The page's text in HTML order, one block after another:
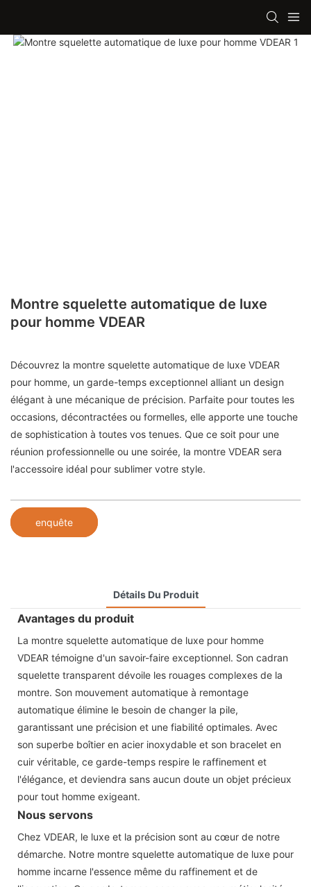
Montre squelette automatique de luxe
pour homme VDEAR
Découvrez la montre squelette automatique de luxe VDEAR
pour homme, un garde-temps exceptionnel alliant un design
élégant à une mécanique de précision. Parfaite pour toutes les
occasions, décontractées ou formelles, elle apporte une touche
de sophistication à toutes vos tenues. Que ce soit pour une
réunion professionnelle ou une soirée, la montre VDEAR sera
l'accessoire idéal pour sublimer votre style.
enquête
Détails Du Produit
Avantages du produit
La montre squelette automatique de luxe pour homme
VDEAR témoigne d'un savoir-faire exceptionnel. Son cadran
squelette transparent dévoile les rouages ​​complexes de la
montre. Son mouvement automatique à remontage
automatique élimine le besoin de changer la pile,
garantissant une précision et une fiabilité optimales. Avec
son superbe boîtier en acier inoxydable et son bracelet en
cuir véritable, ce garde-temps respire le raffinement et
l'élégance, et deviendra sans aucun doute un objet précieux
pour tout homme exigeant.
Nous servons
Chez VDEAR, le luxe et la précision sont au cœur de notre
démarche. Notre montre squelette automatique de luxe pour
homme incarne l'essence même du raffinement et de